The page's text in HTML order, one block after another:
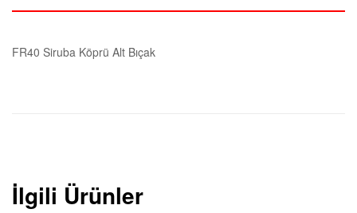
FR40 Siruba Köprü Alt Bıçak
İlgili Ürünler